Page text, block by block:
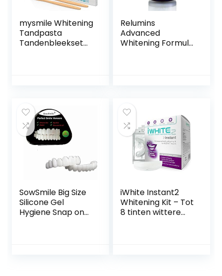
mysmile Whitening
Tandpasta
Tandenbleekset
vlekken – 2 x 60 ml
en 2 bamboe
tandenborstels
Relumins
Advanced
Whitening Formula
SowSmile Big Size
Silicone Gel
Hygiene Snap on
iWhite Instant2
Whitening Kit – Tot
8 tinten wittere